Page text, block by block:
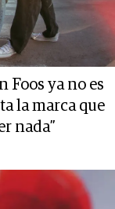
Foos ya no es
la marca que
nada”